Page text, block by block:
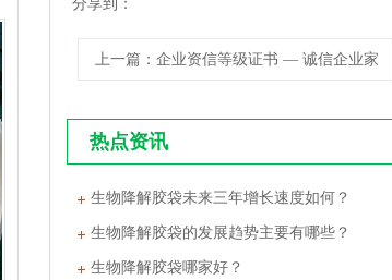
分享到：
上一篇 ：企业资信等级证书 — 诚信企业家
热点资讯
生物降解胶袋未来三年增长速度如何？
生物降解胶袋的发展趋势主要有哪些？
生物降解胶袋哪家好？